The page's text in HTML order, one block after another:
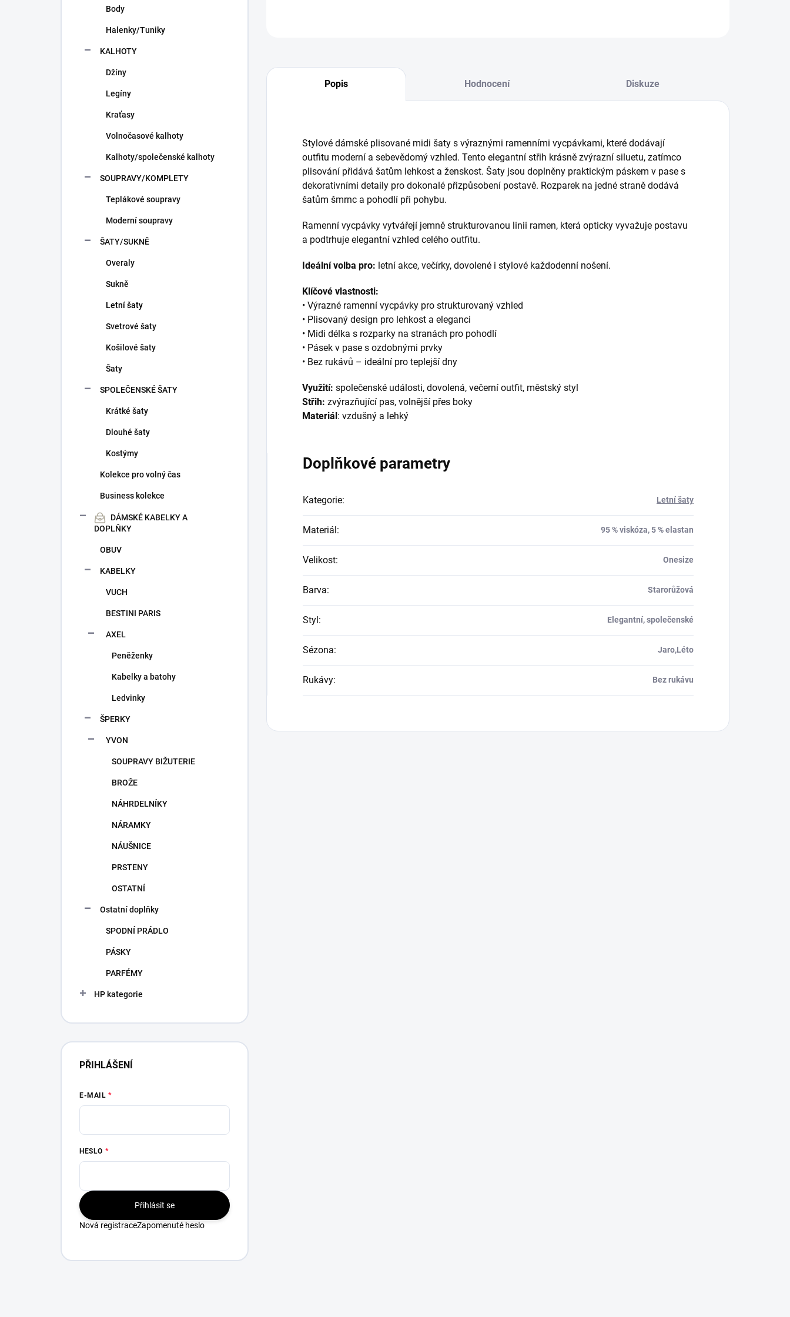
Body
Halenky/Tuniky
KALHOTY
Džíny
Legíny
Kraťasy
Volnočasové kalhoty
Kalhoty/společenské kalhoty
SOUPRAVY/KOMPLETY
Teplákové soupravy
Moderní soupravy
ŠATY/SUKNĚ
Overaly
Sukně
Letní šaty
Svetrové šaty
Košilové šaty
Šaty
SPOLEČENSKÉ ŠATY
Krátké šaty
Dlouhé šaty
Kostýmy
Kolekce pro volný čas
Business kolekce
DÁMSKÉ KABELKY A
DOPLŇKY
OBUV
KABELKY
VUCH
BESTINI PARIS
AXEL
Peněženky
Kabelky a batohy
Ledvinky
ŠPERKY
YVON
SOUPRAVY BIŽUTERIE
BROŽE
NÁHRDELNÍKY
NÁRAMKY
NÁUŠNICE
PRSTENY
OSTATNÍ
Ostatní doplňky
SPODNÍ PRÁDLO
PÁSKY
PARFÉMY
HP kategorie
PŘIHLÁŠENÍ
E-MAIL
HESLO
Přihlásit se
Nová registraceZapomenuté heslo
Popis Hodnocení Diskuze
Stylové dámské plisované midi šaty s výraznými ramenními vycpávkami, které dodávají
outfitu moderní a sebevědomý vzhled. Tento elegantní střih krásně zvýrazní siluetu, zatímco
plisování přidává šatům lehkost a ženskost. Šaty jsou doplněny praktickým páskem v pase s
dekorativními detaily pro dokonalé přizpůsobení postavě. Rozparek na jedné straně dodává
šatům šmrnc a pohodlí při pohybu.
Ramenní vycpávky vytvářejí jemně strukturovanou linii ramen, která opticky vyvažuje postavu
a podtrhuje elegantní vzhled celého outfitu.
Ideální volba pro: letní akce, večírky, dovolené i stylové každodenní nošení.
Klíčové vlastnosti:
• Výrazné ramenní vycpávky pro strukturovaný vzhled
• Plisovaný design pro lehkost a eleganci
• Midi délka s rozparky na stranách pro pohodlí
• Pásek v pase s ozdobnými prvky
• Bez rukávů – ideální pro teplejší dny
Využití: společenské události, dovolená, večerní outfit, městský styl
Střih: zvýrazňující pas, volnější přes boky
Materiál : vzdušný a lehký
Doplňkové parametry
Kategorie: Letní šaty
Materiál : 95 % viskóza, 5 % elastan
Velikost: Onesize
Barva: Starorůžová
Styl : Elegantní, společenské
Sézona: Jaro,Léto
Rukávy: Bez rukávu